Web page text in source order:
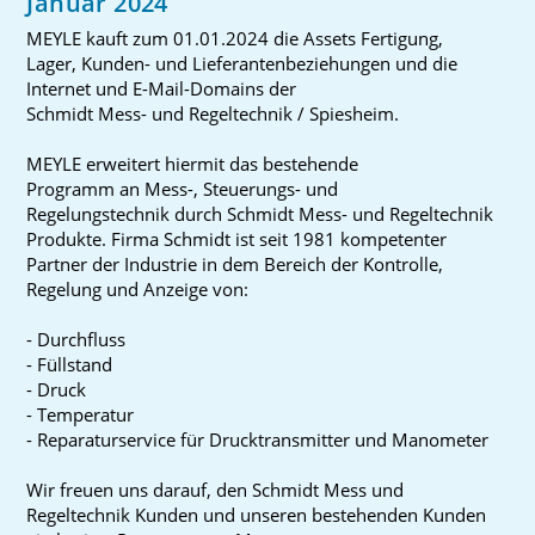
MEYLE kauft zum 01.01.2024 die Assets Fertigung,
Lager, Kunden- und Lieferantenbeziehungen und die
Internet und E-Mail-Domains der
Schmidt Mess- und Regeltechnik / Spiesheim.
MEYLE erweitert hiermit das bestehende
Programm an Mess-, Steuerungs- und
Regelungstechnik durch Schmidt Mess- und Regeltechnik
Produkte. Firma Schmidt ist seit 1981 kompetenter
Partner der Industrie in dem Bereich der Kontrolle,
Regelung und Anzeige von:
- Durchfluss
- Füllstand
- Druck
- Temperatur
- Reparaturservice für Drucktransmitter und Manometer
Wir freuen uns darauf, den Schmidt Mess und
Regeltechnik Kunden und unseren bestehenden Kunden